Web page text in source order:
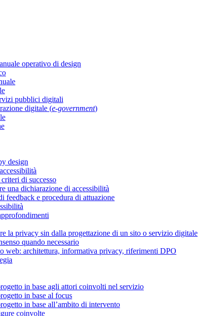
operativo di design
pubblici digitali
digitale (e-government)
design
di successo
una dichiarazione di accessibilità
feedback e procedura di attuazione
la privacy sin dalla progettazione di un sito o servizio digitale
quando necessario
web: architettura, informativa privacy, riferimenti DPO
in base agli attori coinvolti nel servizio
in base al focus
in base all’ambito di intervento
coinvolte